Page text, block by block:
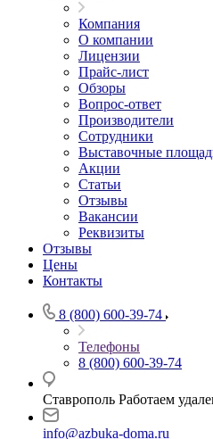
Компания
О компании
Лицензии
Прайс-лист
Обзоры
Вопрос-ответ
Производители
Сотрудники
Выставочные
Акции
Статьи
Отзывы
Вакансии
Реквизиты
Отзывы
Цены
Контакты
8 (800) 600-39-74
Телефоны
8 (800) 600-39-74
Ставрополь Работаем
info@azbuka-doma.ru